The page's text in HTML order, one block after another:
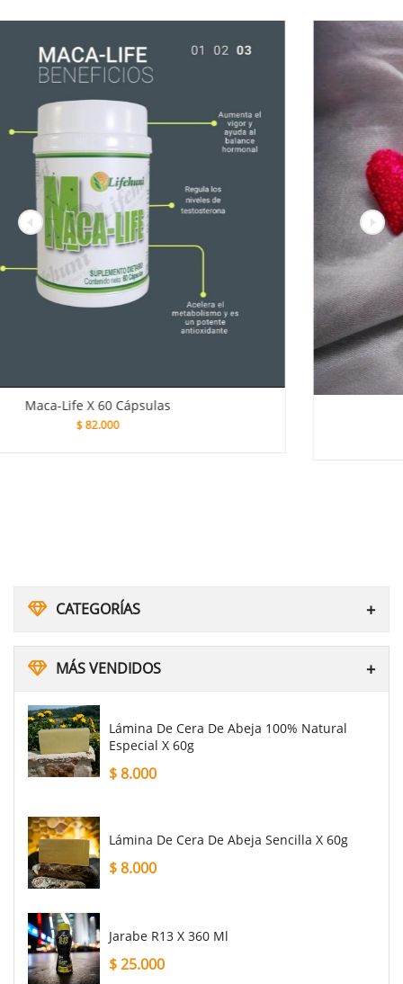
CATEGORÍAS
MÁS VENDIDOS
Lámina De Cera De Abeja 100% Natural
Especial X 60g
$8.000
Lámina De Cera De Abeja Sencilla X 60g
$8.000
Jarabe R13 X 360 Ml
$25.000